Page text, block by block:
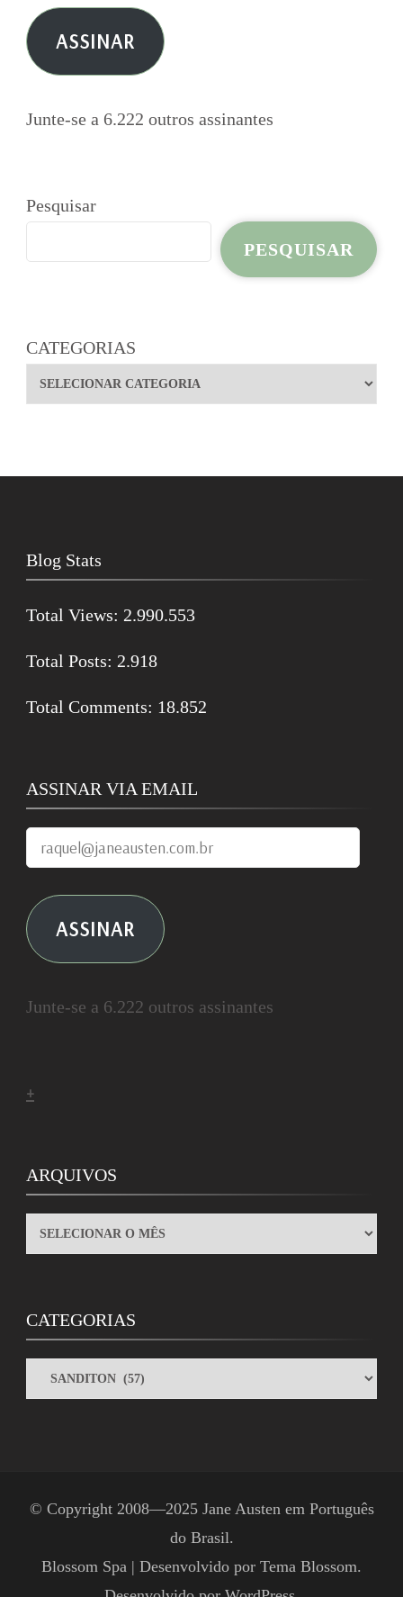
e-
mail ASSINAR
Junte-se a 6.222 outros assinantes
Pesquisar
PESQUISAR
CATEGORIAS
Blog Stats
Total Views: 2.990.553
Total Posts: 2.918
Total Comments: 18.852
ASSINAR VIA EMAIL
raquel@janeausten.com.br
ASSINAR
Junte-se a 6.222 outros assinantes
+
ARQUIVOS
ARQUIVOS
CATEGORIAS
CATEGORIAS
© Copyright 2008—2025 Jane Austen em Português
do Brasil.
Blossom Spa | Desenvolvido por Tema Blossom.